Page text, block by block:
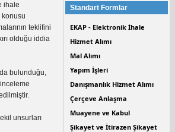
ihale
konusu
teklifini
olduğu iddia
bulunduğu,
unsurları
Standart Formlar
EKAP - Elektronik İhale
Hizmet Alımı
Mal Alımı
Yapım İşleri
Danışmanlık Hizmet Alımı
Çerçeve Anlaşma
Muayene ve Kabul
Şikayet ve İtirazen Şikayet